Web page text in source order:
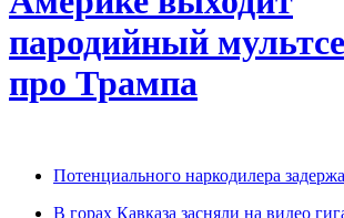
пародийный
про Трампа
Потенциального наркодилера
В горах Кавказа засняли на видео